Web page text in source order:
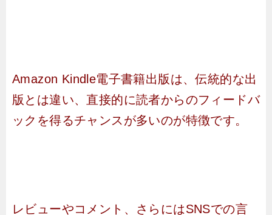
Amazon Kindle電子書籍出版は、伝統的な出
版とは違い、直接的に読者からのフィードバ
ックを得るチャンスが多いのが特徴です。
レビューやコメント、さらにはSNSでの言